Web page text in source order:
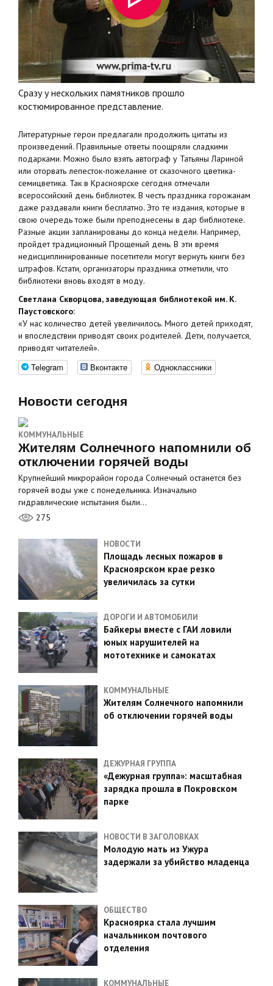
Сразу у нескольких памятников прошло
костюмированное представление.
Литературные герои предлагали продолжить цитаты из
произведений. Правильные ответы поощряли сладкими
подарками. Можно было взять автограф у Татьяны Лариной
или оторвать лепесток-пожелание от сказочного цветика-
семицветика. Так в Красноярске сегодня отмечали
всероссийский день библиотек. В честь праздника горожанам
даже раздавали книги бесплатно. Это те издания, которые в
свою очередь тоже были преподнесены в дар библиотеке.
Разные акции запланированы до конца недели. Например,
пройдет традиционный Прощеный день. В эти время
недисциплинированные посетители могут вернуть книги без
штрафов. Кстати, организаторы праздника отметили, что
библиотеки вновь входят в моду.
Светлана Скворцова, заведующая библиотекой им. К.
Паустовского:
«У нас количество детей увеличилось. Много детей приходят,
и впоследствии приводят своих родителей. Дети, получается,
приводят читателей».
Telegram Вконтакте Одноклассники
Новости сегодня
КОММУНАЛЬНЫЕ
Жителям Солнечного напомнили об
отключении горячей воды
Крупнейший микрорайон города Солнечный останется без
горячей воды уже с понедельника. Изначально
гидравлические испытания были…
275
НОВОСТИ
Площадь лесных пожаров в
Красноярском крае резко
увеличилась за сутки
ДОРОГИ И АВТОМОБИЛИ
Байкеры вместе с ГАИ ловили
юных нарушителей на
мототехнике и самокатах
КОММУНАЛЬНЫЕ
Жителям Солнечного напомнили
об отключении горячей воды
ДЕЖУРНАЯ ГРУППА
«Дежурная группа»: масштабная
зарядка прошла в Покровском
парке
НОВОСТИ В ЗАГОЛОВКАХ
Молодую мать из Ужура
задержали за убийство младенца
ОБЩЕСТВО
Красноярка стала лучшим
начальником почтового
отделения
КОММУНАЛЬНЫЕ